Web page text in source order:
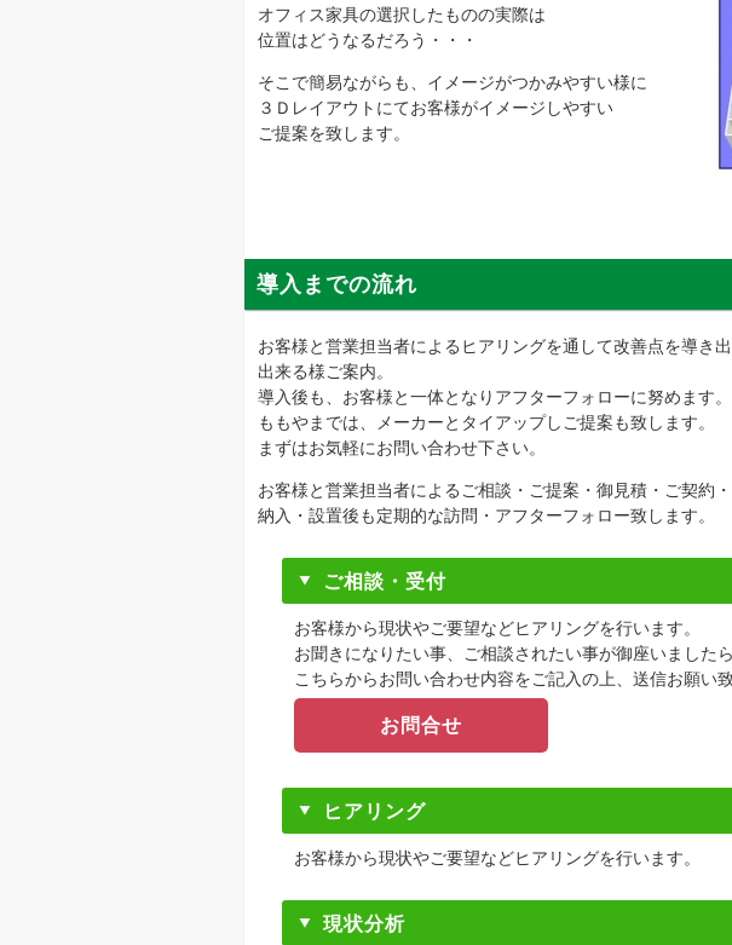
オフィス家具の選択したものの実際は
位置はどうなるだろう・・・
そこで簡易ながらも、イメージがつかみやすい様に
３Ｄレイアウトにてお客様がイメージしやすい
ご提案を致します。
導入までの流れ
お客様と営業担当者によるヒアリングを通して改善点を導き
出来る様ご案内。
導入後も、お客様と一体となりアフターフォローに努めます。
ももやまでは、メーカーとタイアップしご提案も致します。
まずはお気軽にお問い合わせ下さい。
お客様と営業担当者によるご相談・ご提案・御見積・ご契約
納入・設置後も定期的な訪問・アフターフォロー致します。
ご相談・受付
お客様から現状やご要望などヒアリングを行います。
お聞きになりたい事、ご相談されたい事が御座いましたら
こちらからお問い合わせ内容をご記入の上、送信お願い致
お問合せ
ヒアリング
お客様から現状やご要望などヒアリングを行います。
現状分析